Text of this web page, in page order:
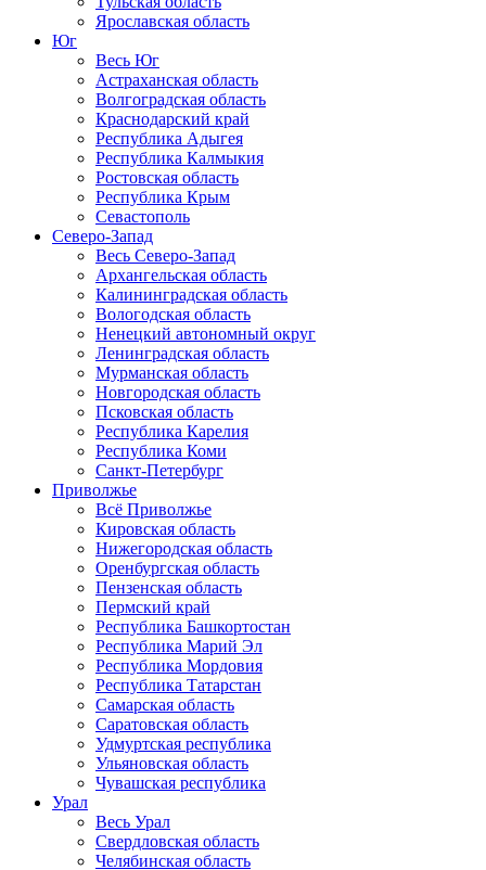
Ярославская область
Юг
Весь Юг
Астраханская область
Волгоградская область
Краснодарский край
Республика Адыгея
Республика Калмыкия
Ростовская область
Республика Крым
Севастополь
Северо-Запад
Весь Северо-Запад
Архангельская область
Калининградская область
Вологодская область
Ненецкий автономный округ
Ленинградская область
Мурманская область
Новгородская область
Псковская область
Республика Карелия
Республика Коми
Санкт-Петербург
Приволжье
Всё Приволжье
Кировская область
Нижегородская область
Оренбургская область
Пензенская область
Пермский край
Республика Башкортостан
Республика Марий Эл
Республика Мордовия
Республика Татарстан
Самарская область
Саратовская область
Удмуртская республика
Ульяновская область
Чувашская республика
Урал
Весь Урал
Свердловская область
Челябинская область